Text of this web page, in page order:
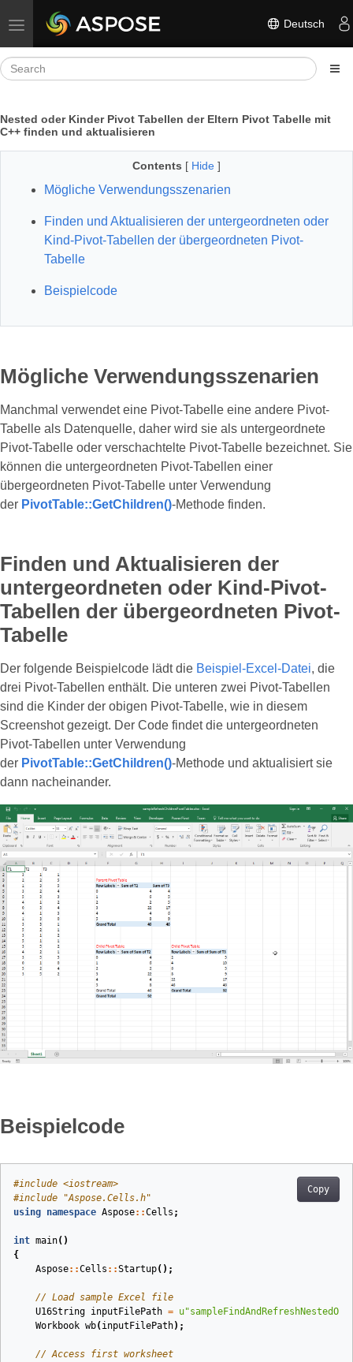
Toggle navigation Deutsch
Nested oder Kinder Pivot Tabellen der Eltern Pivot Tabelle mit
C++ finden und aktualisieren
Contents [ Hide ]
Mögliche Verwendungsszenarien
Finden und Aktualisieren der untergeordneten oder
Kind-Pivot-Tabellen der übergeordneten Pivot-
Tabelle
Beispielcode
Mögliche Verwendungsszenarien
Manchmal verwendet eine Pivot-Tabelle eine andere Pivot-
Tabelle als Datenquelle, daher wird sie als untergeordnete
Pivot-Tabelle oder verschachtelte Pivot-Tabelle bezeichnet. Sie
können die untergeordneten Pivot-Tabellen einer
übergeordneten Pivot-Tabelle unter Verwendung
der PivotTable::GetChildren()-Methode finden.
Finden und Aktualisieren der
untergeordneten oder Kind-Pivot-
Tabellen der übergeordneten Pivot-
Tabelle
Der folgende Beispielcode lädt die Beispiel-Excel-Datei, die
drei Pivot-Tabellen enthält. Die unteren zwei Pivot-Tabellen
sind die Kinder der obigen Pivot-Tabelle, wie in diesem
Screenshot gezeigt. Der Code findet die untergeordneten
Pivot-Tabellen unter Verwendung
der PivotTable::GetChildren()-Methode und aktualisiert sie
dann nacheinander.
Beispielcode
Copy
#include <iostream>
#include
"Aspose.Cells.h"
using namespace Aspose::Cells ;
int main()
{
Aspose::Cells ::Startup();
// Load sample Excel file
U16String inputFilePath = u
Workbook wb( inputFilePath) ;
// Access first worksheet